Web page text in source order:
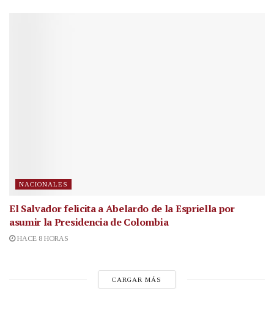
NACIONALES
El Salvador felicita a Abelardo de la Espriella por
asumir la Presidencia de Colombia
HACE 8 HORAS
CARGAR MÁS